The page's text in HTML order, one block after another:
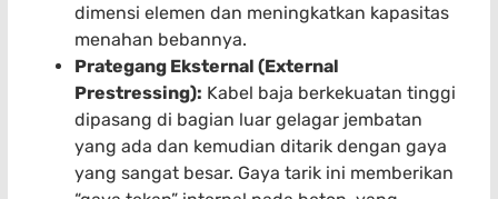
dimensi elemen dan meningkatkan kapasitas
menahan bebannya.
Prategang Eksternal (External
Prestressing): Kabel baja berkekuatan tinggi
dipasang di bagian luar gelagar jembatan
yang ada dan kemudian ditarik dengan gaya
yang sangat besar. Gaya tarik ini memberikan